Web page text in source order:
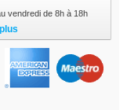
vendredi de 8h à 18h